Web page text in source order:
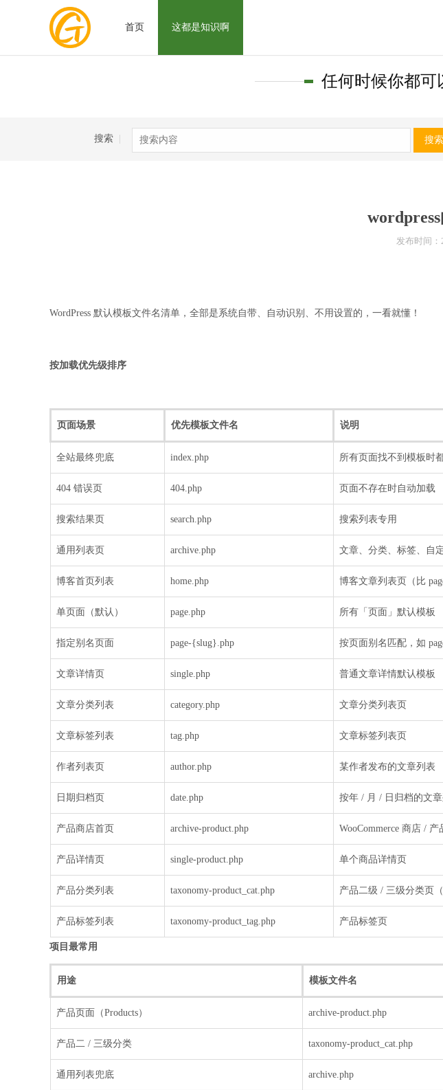
首页 这都是知识啊
任何时候你都可
搜索 搜索
发布时间：
WordPress 默认模板文件名清单，全部是系统自带、自动识别、不用设置的，一看就懂！
按加载优先级排序
页面场景 优先模板文件名 说明
全站最终兜底 index.php 所有页面找不到模板时
404 错误页 404.php 页面不存在时自动加载
搜索结果页 search.php 搜索列表专用
通用列表页 archive.php 文章、分类、标签、自
博客首页列表 home.php 博客文章列表页（比
单页面（默认） page.php 所有「页面」默认模板
指定别名页面 page-{slug}.php 按页面别名匹配，如
文章详情页 single.php 普通文章详情默认模板
文章分类列表 category.php 文章分类列表页
文章标签列表 tag.php 文章标签列表页
作者列表页 author.php 某作者发布的文章列表
日期归档页 date.php 按年 / 月 / 日归档的文
产品商店首页 archive-product.php WooCommerce 商店 / 产
产品详情页 single-product.php 单个商品详情页
产品分类列表 taxonomy-product_cat.php 产品二级 / 三级分类页（
产品标签列表 taxonomy-product_tag.php 产品标签页
项目最常用
用途 模板文件名
产品页面（Products） archive-product.php
产品二 / 三级分类 taxonomy-product_cat.php
通用列表兜底 archive.php